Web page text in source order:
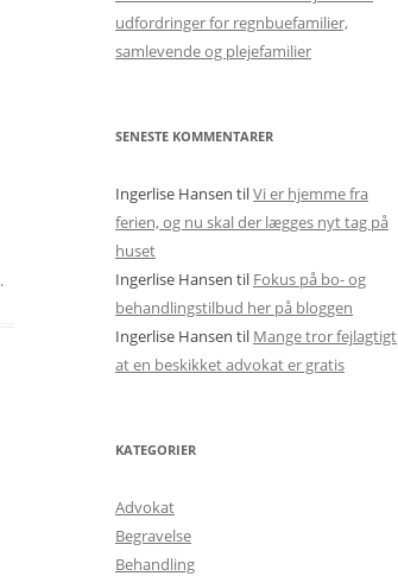
.
udfordringer for regnbuefamilier,
samlevende og plejefamilier
SENESTE KOMMENTARER
Ingerlise Hansen tilVi er hjemme fra
ferien, og nu skal der lægges nyt tag på
huset
Ingerlise Hansen til Fokus på bo- og
behandlingstilbud her på bloggen
Ingerlise Hansen til Mange tror fejlagtigt
at en beskikket advokat er gratis
KATEGORIER
Advokat
Begravelse
Behandling